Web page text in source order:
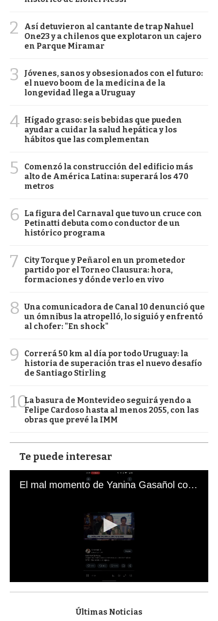
2
Así detuvieron al cantante de trap Nahuel
One23 y a chilenos que explotaron un cajero
en Parque Miramar
3
Jóvenes, sanos y obsesionados con el futuro:
el nuevo boom de la medicina de la
longevidad llega a Uruguay
4 Hígado graso: seis bebidas que pueden
ayudar a cuidar la salud hepática y los
hábitos que las complementan
5
Comenzó la construcción del edificio más
alto de América Latina: superará los 470
metros
6
La figura del Carnaval que tuvo un cruce con
Petinatti debuta como conductor de un
histórico programa
7
City Torque y Peñarol en un prometedor
partido por el Torneo Clausura: hora,
formaciones y dónde verlo en vivo
8 Una comunicadora de Canal 10 denunció que
un ómnibus la atropelló, lo siguió y enfrentó
al chofer: "En shock"
9
Correrá 50 km al día por todo Uruguay: la
historia de superación tras el nuevo desafío
de Santiago Stirling
10La basura de Montevideo seguirá yendo a
Felipe Cardoso hasta al menos 2055, con las
obras que prevé la IMM
Te puede interesar
El mal momento de Yanina Gasañol con un hincha argentino en "Subrayado"
s
Últimas Noticias